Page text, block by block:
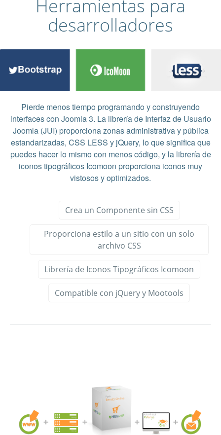
Herramientas para
desarrolladores
Pierde menos tiempo programando y construyendo
interfaces con Joomla 3. La librería de Interfaz de Usuario
Joomla (JUI) proporciona zonas administrativa y pública
estandarizadas, CSS LESS y jQuery, lo que significa que
puedes hacer lo mismo con menos código, y la librería de
iconos tipográficos Icomoon proporciona iconos muy
vistosos y optimizados.
Crea un Componente sin CSS
Proporciona estilo a un sitio con un solo
archivo CSS
Librería de Iconos Tipográficos Icomoon
Compatible con jQuery y Mootools